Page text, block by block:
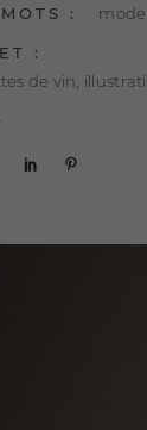
:
:
de vin,